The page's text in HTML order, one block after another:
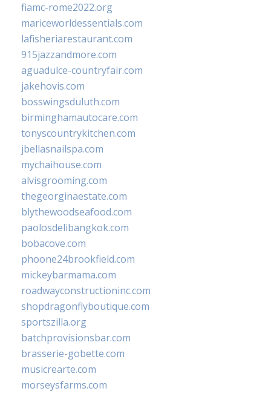
fiamc-rome2022.org
mariceworldessentials.com
lafisheriarestaurant.com
915jazzandmore.com
aguadulce-countryfair.com
jakehovis.com
bosswingsduluth.com
birminghamautocare.com
tonyscountrykitchen.com
jbellasnailspa.com
mychaihouse.com
alvisgrooming.com
thegeorginaestate.com
blythewoodseafood.com
paolosdelibangkok.com
bobacove.com
phoone24brookfield.com
mickeybarmama.com
roadwayconstructioninc.com
shopdragonflyboutique.com
sportszilla.org
batchprovisionsbar.com
brasserie-gobette.com
musicrearte.com
morseysfarms.com